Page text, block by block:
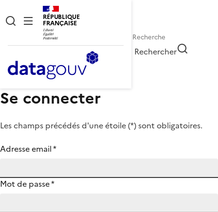
RÉPUBLIQUE
FRANÇAISE
Rechercher
Se connecter
Les champs précédés d'une étoile (*) sont obligatoires.
Adresse email*
Mot de passe*